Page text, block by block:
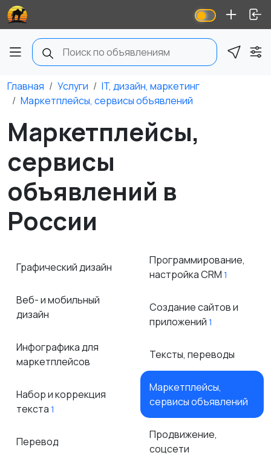
Главная Услуги
IT, дизайн, маркетинг
Маркетплейсы, сервисы объявлений
Маркетплейсы,
сервисы
объявлений в
России
Графический дизайн
Веб- и мобильный
дизайн
Инфографика для
маркетплейсов
Набор и коррекция
текста 1
Перевод
Программирование,
настройка CRM 1
Создание сайтов и
приложений 1
Тексты, переводы
Маркетплейсы,
сервисы объявлений
Продвижение,
соцсети